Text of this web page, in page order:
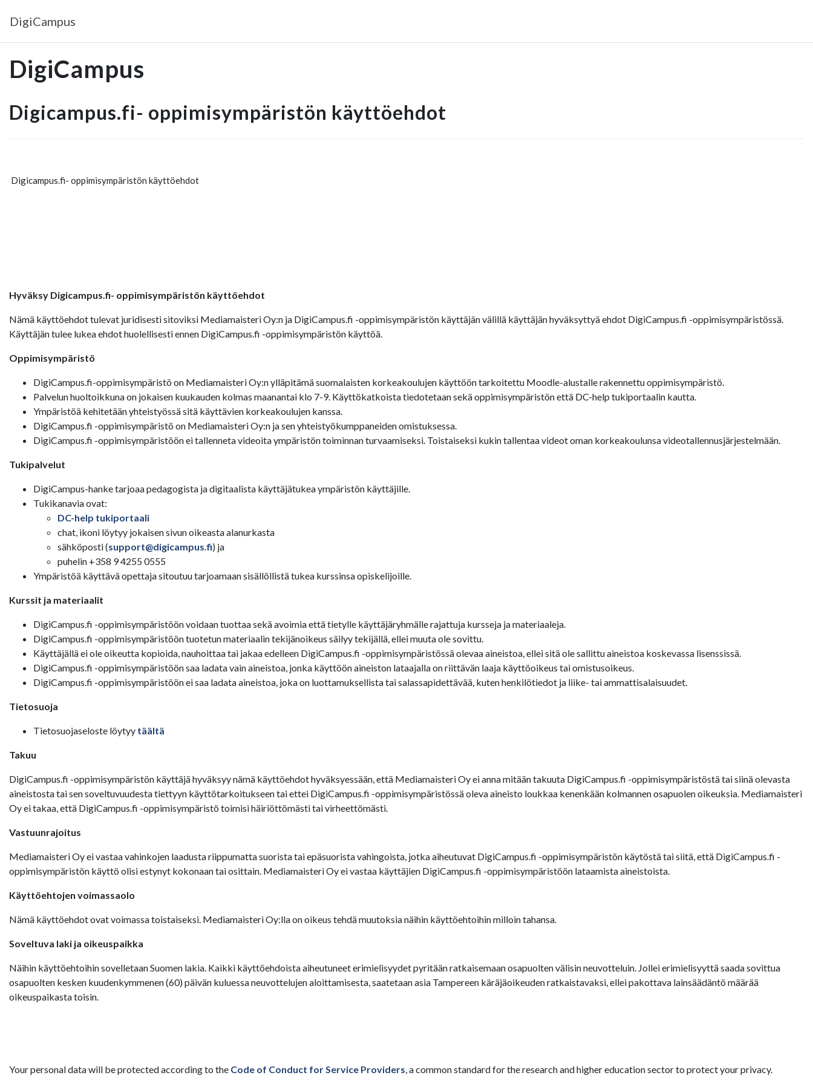
DigiCampus
DigiCampus
Digicampus.fi- oppimisympäristön käyttöehdot
Digicampus.fi- oppimisympäristön käyttöehdot
Hyväksy Digicampus.fi- oppimisympäristön käyttöehdot
Nämä käyttöehdot tulevat juridisesti sitoviksi Mediamaisteri Oy:n ja DigiCampus.fi -oppimisympäristön käyttäjän välillä käyttäjän hyväksyttyä ehdot DigiCampus.fi -oppimisympäristössä.
Käyttäjän tulee lukea ehdot huolellisesti ennen DigiCampus.fi -oppimisympäristön käyttöä.
Oppimisympäristö
DigiCampus.fi-oppimisympäristö on Mediamaisteri Oy:n ylläpitämä suomalaisten korkeakoulujen käyttöön tarkoitettu Moodle-alustalle rakennettu oppimisympäristö.
Palvelun huoltoikkuna on jokaisen kuukauden kolmas maanantai klo 7-9. Käyttökatkoista tiedotetaan sekä oppimisympäristön että DC-help tukiportaalin kautta.
Ympäristöä kehitetään yhteistyössä sitä käyttävien korkeakoulujen kanssa.
DigiCampus.fi -oppimisympäristö on Mediamaisteri Oy:n ja sen yhteistyökumppaneiden omistuksessa.
DigiCampus.fi -oppimisympäristöön ei tallenneta videoita ympäristön toiminnan turvaamiseksi. Toistaiseksi kukin tallentaa videot oman korkeakoulunsa videotallennusjärjestelmään.
Tukipalvelut
DigiCampus-hanke tarjoaa pedagogista ja digitaalista käyttäjätukea ympäristön käyttäjille.
Tukikanavia ovat:
DC-help tukiportaali
chat, ikoni löytyy jokaisen sivun oikeasta alanurkasta
sähköposti (support@digicampus.fi) ja
puhelin +358 9 4255 0555
Ympäristöä käyttävä opettaja sitoutuu tarjoamaan sisällöllistä tukea kurssinsa opiskelijoille.
Kurssit ja materiaalit
DigiCampus.fi -oppimisympäristöön voidaan tuottaa sekä avoimia että tietylle käyttäjäryhmälle rajattuja kursseja ja materiaaleja.
DigiCampus.fi -oppimisympäristöön tuotetun materiaalin tekijänoikeus säilyy tekijällä, ellei muuta ole sovittu.
Käyttäjällä ei ole oikeutta kopioida, nauhoittaa tai jakaa edelleen DigiCampus.fi -oppimisympäristössä olevaa aineistoa, ellei sitä ole sallittu aineistoa koskevassa lisenssissä.
DigiCampus.fi -oppimisympäristöön saa ladata vain aineistoa, jonka käyttöön aineiston lataajalla on riittävän laaja käyttöoikeus tai omistusoikeus.
DigiCampus.fi -oppimisympäristöön ei saa ladata aineistoa, joka on luottamuksellista tai salassapidettävää, kuten henkilötiedot ja liike- tai ammattisalaisuudet.
Tietosuoja
Tietosuojaseloste löytyy täältä
Takuu
DigiCampus.fi -oppimisympäristön käyttäjä hyväksyy nämä käyttöehdot hyväksyessään, että Mediamaisteri Oy ei anna mitään takuuta DigiCampus.fi -oppimisympäristöstä tai siinä olevasta
aineistosta tai sen soveltuvuudesta tiettyyn käyttötarkoitukseen tai ettei DigiCampus.fi -oppimisympäristössä oleva aineisto loukkaa kenenkään kolmannen osapuolen oikeuksia. Mediamaisteri
Oy ei takaa, että DigiCampus.fi -oppimisympäristö toimisi häiriöttömästi tai virheettömästi.
Vastuunrajoitus
Mediamaisteri Oy ei vastaa vahinkojen laadusta riippumatta suorista tai epäsuorista vahingoista, jotka aiheutuvat DigiCampus.fi -oppimisympäristön käytöstä tai siitä, että DigiCampus.fi -
oppimisympäristön käyttö olisi estynyt kokonaan tai osittain. Mediamaisteri Oy ei vastaa käyttäjien DigiCampus.fi -oppimisympäristöön lataamista aineistoista.
Käyttöehtojen voimassaolo
Nämä käyttöehdot ovat voimassa toistaiseksi. Mediamaisteri Oy:lla on oikeus tehdä muutoksia näihin käyttöehtoihin milloin tahansa.
Soveltuva laki ja oikeuspaikka
Näihin käyttöehtoihin sovelletaan Suomen lakia. Kaikki käyttöehdoista aiheutuneet erimielisyydet pyritään ratkaisemaan osapuolten välisin neuvotteluin. Jollei erimielisyyttä saada sovittua
osapuolten kesken kuudenkymmenen (60) päivän kuluessa neuvottelujen aloittamisesta, saatetaan asia Tampereen käräjäoikeuden ratkaistavaksi, ellei pakottava lainsäädäntö määrää
oikeuspaikasta toisin.
Your personal data will be protected according to the Code of Conduct for Service Providers, a common standard for the research and higher education sector to protect your privacy.